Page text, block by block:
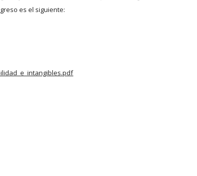
es el siguiente: